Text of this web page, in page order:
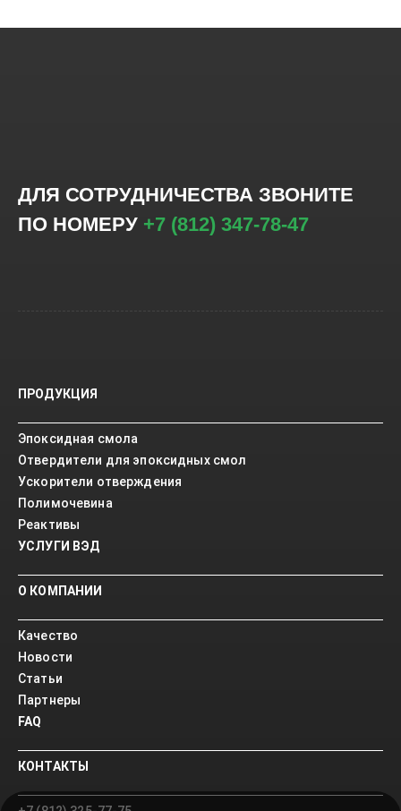
ДЛЯ СОТРУДНИЧЕСТВА ЗВОНИТЕ
ПО НОМЕРУ +7 (812) 347-78-47
ПРОДУКЦИЯ
Эпоксидная смола
Отвердители для эпоксидных смол
Ускорители отверждения
Полимочевина
Реактивы
УСЛУГИ ВЭД
О КОМПАНИИ
Качество
Новости
Статьи
Партнеры
FAQ
КОНТАКТЫ